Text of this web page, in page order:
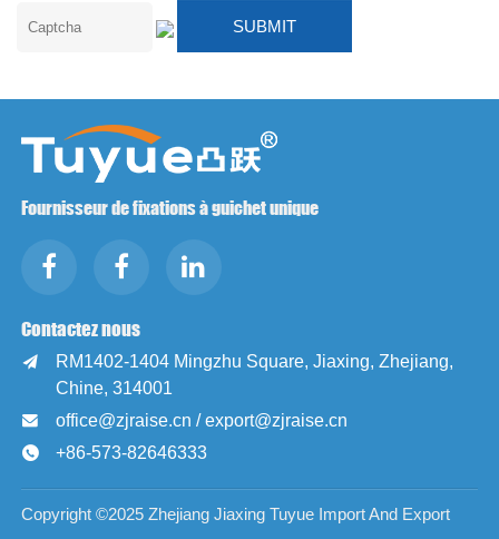
Fournisseur de fixations à guichet unique
Contactez nous

RM1402-1404 Mingzhu Square, Jiaxing, Zhejiang,
Chine, 314001
 office@zjraise.cn / export@zjraise.cn
 +86-573-82646333
Copyright ©2025 Zhejiang Jiaxing Tuyue Import And Export